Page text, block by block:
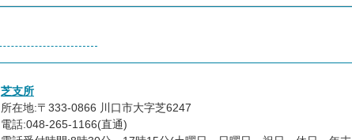
芝支所
所在地:〒333-0866 川口市大字芝6247
電話:048-265-1166(直通)